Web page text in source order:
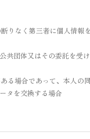
りなく第三者に個人情報
共団体又はその委託を受
る場合であって、本人の
タを交換する場合